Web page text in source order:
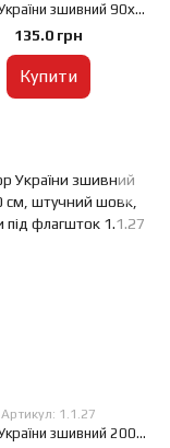
Прапор України зшивний 90х135 см, штучний шовк, кишеня під древко
135.0 грн
Купити
Артикул: 1.1.27
Прапор України зшивний 200х300 см, штучний шовк, люверси під флагшток